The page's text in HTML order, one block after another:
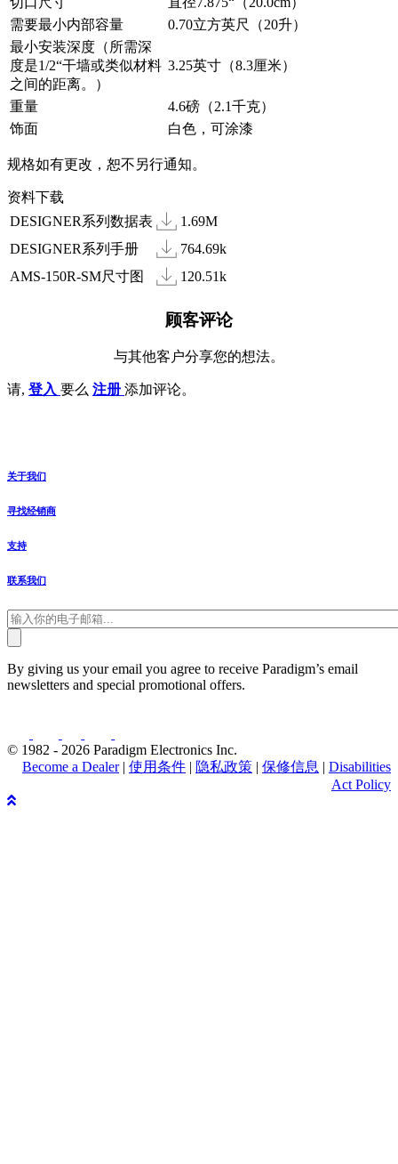
需要最小内部容量
0.70立方英尺（20升）
最小安装深度（所需深
度是1/2“干墙或类似材料
之间的距离。）
3.25英寸（8.3厘米）
重量
4.6磅（2.1千克）
饰面
白色，可涂漆
规格如有更改，恕不另行通知。
资料下载
DESIGNER系列数据表
1.69M
DESIGNER系列手册
764.69k
AMS-150R-SM尺寸图
120.51k
顾客评论
与其他客户分享您的想法。
请, 登入 要么 注册 添加评论。
关于我们
寻找经销商
支持
联系我们
By giving us your email you agree to receive Paradigm’s email
newsletters and special promotional offers.
© 1982 - 2026 Paradigm Electronics Inc.
Become a Dealer| 使用条件 | 隐私政策 | 保修信息 | Disabilities
Act Policy